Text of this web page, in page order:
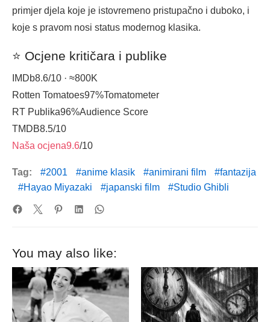
primjer djela koje je istovremeno pristupačno i duboko, i
koje s pravom nosi status modernog klasika.
⭐ Ocjene kritičara i publike
IMDb8.6/10 · ≈800K
Rotten Tomatoes97%Tomatometer
RT Publika96%Audience Score
TMDB8.5/10
Naša ocjena9.6/10
Tag: 2001 anime klasik animirani film
fantazija
Hayao Miyazaki
japanski film Studio Ghibli
You may also like: